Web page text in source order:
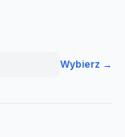
Wybierz →